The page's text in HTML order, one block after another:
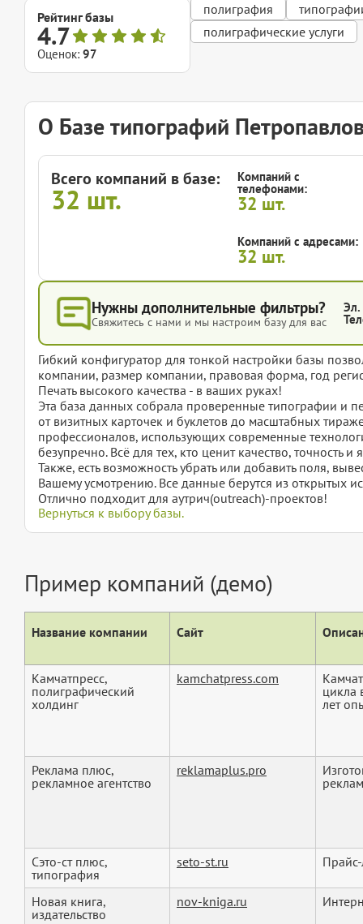
Рейтинг базы
4.7
Оценок: 97
полиграфия
полиграфические услуги
О Базе типографий
Всего компаний в базе:
32 шт.
Компаний с
телефонами:
32 шт.
Компаний с адресами:
32 шт.
Нужны дополнительные фильтры?
Свяжитесь с нами и мы настроим базу для вас
Эл.
Гибкий конфигуратор для тонкой настройки базы
компании, размер компании, правовая форма, год
Печать высокого качества - в ваших руках!
Эта база данных собрала проверенные типографии и
от визитных карточек и буклетов до масштабных
профессионалов, использующих современные
безупречно. Всё для тех, кто ценит качество, точность
Также, есть возможность убрать или добавить поля,
Вашему усмотрению. Все данные берутся из открытых
Отлично подходит для аутрич(outreach)-проектов!
Вернуться к выбору базы.
Пример компаний (демо)
Название компании Сайт
Камчатпресс,
полиграфический
холдинг
kamchatpress.com
цикла
лет
Реклама плюс,
рекламное агентство
reklamaplus.pro
Сэто-ст плюс,
типография
seto-st.ru Прайс-
Новая книга,
издательство
nov-kniga.ru